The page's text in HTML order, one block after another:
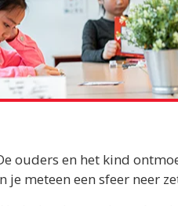
ouders en het kind
je meteen een sfeer neer